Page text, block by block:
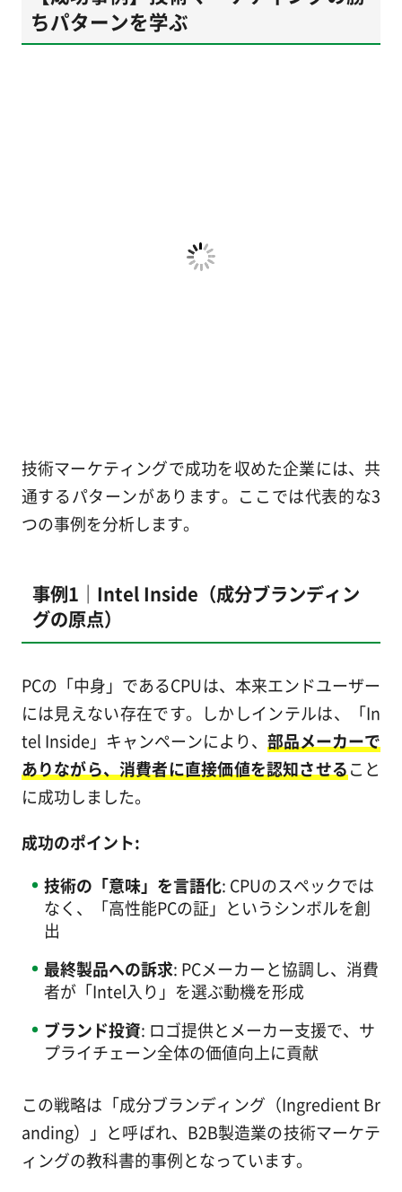
ちパターンを学ぶ
技術マーケティングで成功を収めた企業には、共
通するパターンがあります。ここでは代表的な3
つの事例を分析します。
事例1｜Intel Inside（成分ブランディン
グの原点）
PCの「中身」であるCPUは、本来エンドユーザー
には見えない存在です。しかしインテルは、「In
tel Inside」キャンペーンにより、部品メーカーで
ありながら、消費者に直接価値を認知させること
に成功しました。
成功のポイント:
技術の「意味」を言語化: CPUのスペックでは
なく、「高性能PCの証」というシンボルを創
出
最終製品への訴求: PCメーカーと協調し、消費
者が「Intel入り」を選ぶ動機を形成
ブランド投資: ロゴ提供とメーカー支援で、サ
プライチェーン全体の価値向上に貢献
この戦略は「成分ブランディング（Ingredient Br
anding）」と呼ばれ、B2B製造業の技術マーケテ
ィングの教科書的事例となっています。